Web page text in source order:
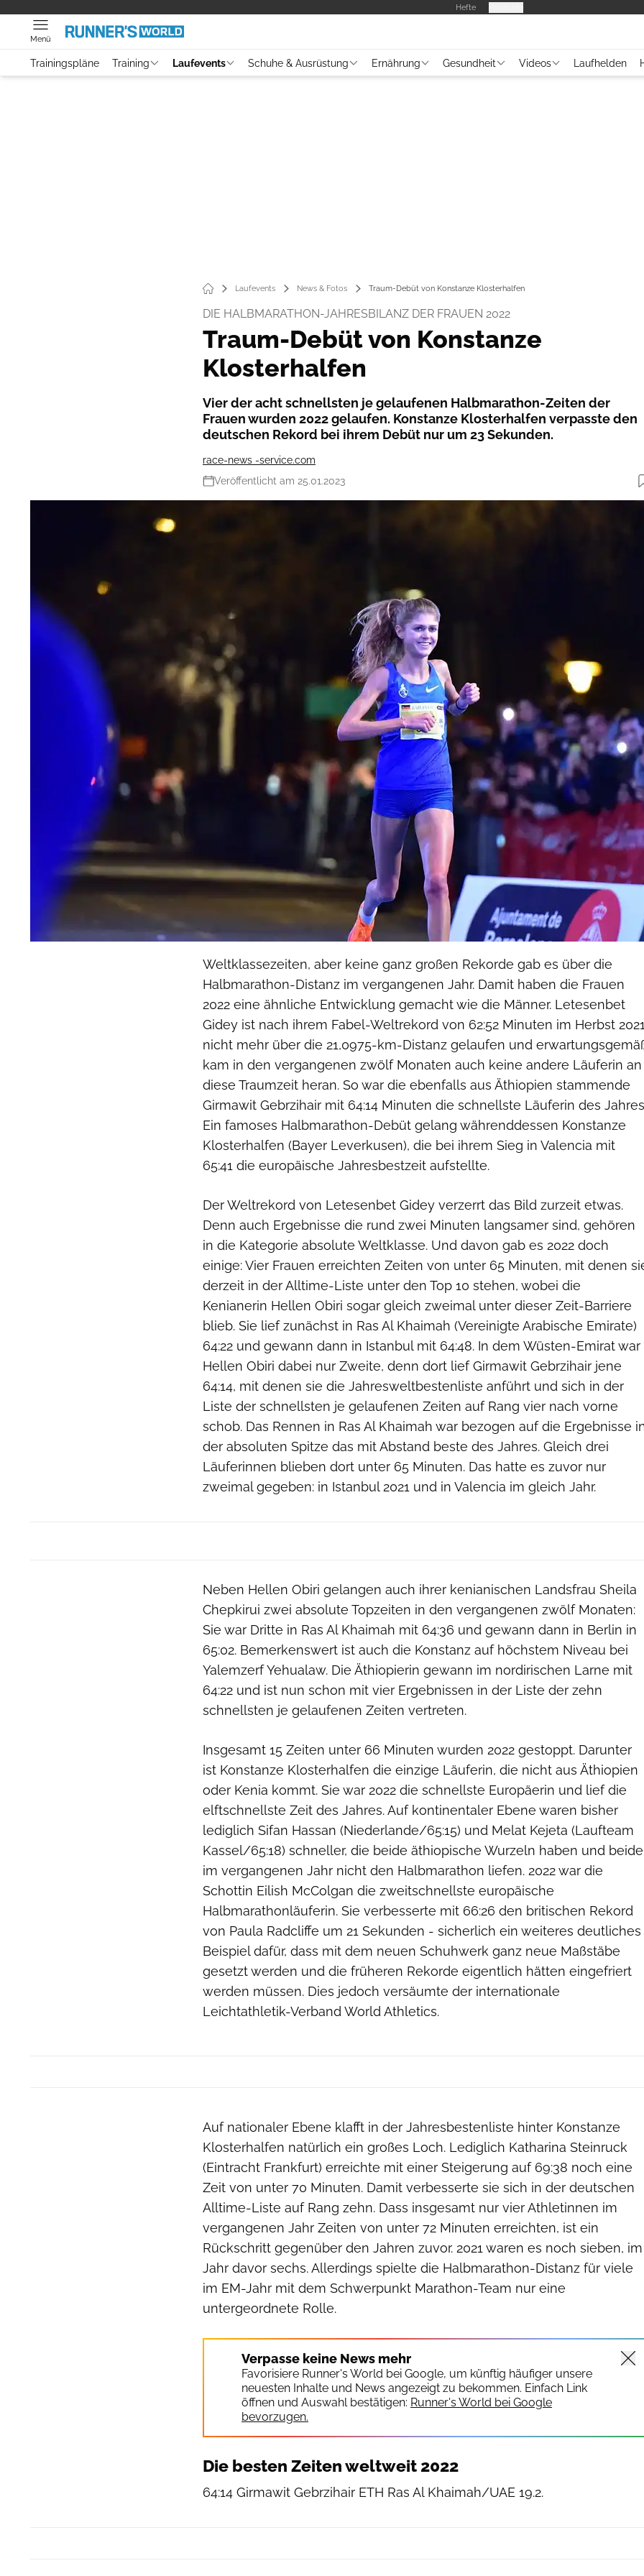
Hefte
Menü
Trainingspläne Training Laufevents Schuhe & Ausrüstung Ernährung Gesundheit Videos Laufhelden
Laufevents News & Fotos Traum-Debüt von Konstanze Klosterhalfen
DIE HALBMARATHON-JAHRESBILANZ DER FRAUEN 2022
Traum-Debüt von Konstanze
Klosterhalfen
Vier der acht schnellsten je gelaufenen Halbmarathon-Zeiten der
Frauen wurden 2022 gelaufen. Konstanze Klosterhalfen verpasste den
deutschen Rekord bei ihrem Debüt nur um 23 Sekunden.
race-news -service.com
Veröffentlicht am 25.01.2023
Weltklassezeiten, aber keine ganz großen Rekorde gab es über die
Halbmarathon-Distanz im vergangenen Jahr. Damit haben die Frauen
2022 eine ähnliche Entwicklung gemacht wie die Männer. Letesenbet
Gidey ist nach ihrem Fabel-Weltrekord von 62:52 Minuten im Herbst 2021
nicht mehr über die 21,0975-km-Distanz gelaufen und
kam in den vergangenen zwölf Monaten auch keine andere Läuferin an
diese Traumzeit heran. So war die ebenfalls aus Äthiopien stammende
Girmawit Gebrzihair mit 64:14 Minuten die schnellste Läuferin des
Ein famoses Halbmarathon-Debüt gelang währenddessen Konstanze
Klosterhalfen (Bayer Leverkusen), die bei ihrem Sieg in Valencia mit
65:41 die europäische Jahresbestzeit aufstellte.
Der Weltrekord von Letesenbet Gidey verzerrt das Bild zurzeit etwas.
Denn auch Ergebnisse die rund zwei Minuten langsamer sind, gehören
in die Kategorie absolute Weltklasse. Und davon gab es 2022 doch
einige: Vier Frauen erreichten Zeiten von unter 65 Minuten, mit denen
derzeit in der Alltime-Liste unter den Top 10 stehen, wobei die
Kenianerin Hellen Obiri sogar gleich zweimal unter dieser Zeit-Barriere
blieb. Sie lief zunächst in Ras Al Khaimah (Vereinigte Arabische Emirate)
64:22 und gewann dann in Istanbul mit 64:48. In dem Wüsten-Emirat war
Hellen Obiri dabei nur Zweite, denn dort lief Girmawit Gebrzihair jene
64:14, mit denen sie die Jahresweltbestenliste anführt und sich in der
Liste der schnellsten je gelaufenen Zeiten auf Rang vier nach vorne
schob. Das Rennen in Ras Al Khaimah war bezogen auf die Ergebnisse
der absoluten Spitze das mit Abstand beste des Jahres. Gleich drei
Läuferinnen blieben dort unter 65 Minuten. Das hatte es zuvor nur
zweimal gegeben: in Istanbul 2021 und in Valencia im gleich Jahr.
Neben Hellen Obiri gelangen auch ihrer kenianischen Landsfrau Sheila
Chepkirui zwei absolute Topzeiten in den vergangenen zwölf Monaten:
Sie war Dritte in Ras Al Khaimah mit 64:36 und gewann dann in Berlin in
65:02. Bemerkenswert ist auch die Konstanz auf höchstem Niveau bei
Yalemzerf Yehualaw. Die Äthiopierin gewann im nordirischen Larne mit
64:22 und ist nun schon mit vier Ergebnissen in der Liste der zehn
schnellsten je gelaufenen Zeiten vertreten.
Insgesamt 15 Zeiten unter 66 Minuten wurden 2022 gestoppt. Darunter
ist Konstanze Klosterhalfen die einzige Läuferin, die nicht aus Äthiopien
oder Kenia kommt. Sie war 2022 die schnellste Europäerin und lief die
elftschnellste Zeit des Jahres. Auf kontinentaler Ebene waren bisher
lediglich Sifan Hassan (Niederlande/65:15) und Melat Kejeta (Laufteam
Kassel/65:18) schneller, die beide äthiopische Wurzeln haben und beide
im vergangenen Jahr nicht den Halbmarathon liefen. 2022 war die
Schottin Eilish McColgan die zweitschnellste europäische
Halbmarathonläuferin. Sie verbesserte mit 66:26 den britischen Rekord
von Paula Radcliffe um 21 Sekunden - sicherlich ein weiteres deutliches
Beispiel dafür, dass mit dem neuen Schuhwerk ganz neue Maßstäbe
gesetzt werden und die früheren Rekorde eigentlich hätten eingefriert
werden müssen. Dies jedoch versäumte der internationale
Leichtathletik-Verband World Athletics.
Auf nationaler Ebene klafft in der Jahresbestenliste hinter Konstanze
Klosterhalfen natürlich ein großes Loch. Lediglich Katharina Steinruck
(Eintracht Frankfurt) erreichte mit einer Steigerung auf 69:38 noch eine
Zeit von unter 70 Minuten. Damit verbesserte sie sich in der deutschen
Alltime-Liste auf Rang zehn. Dass insgesamt nur vier Athletinnen im
vergangenen Jahr Zeiten von unter 72 Minuten erreichten, ist ein
Rückschritt gegenüber den Jahren zuvor. 2021 waren es noch sieben, im
Jahr davor sechs. Allerdings spielte die Halbmarathon-Distanz für viele
im EM-Jahr mit dem Schwerpunkt Marathon-Team nur eine
untergeordnete Rolle.
Verpasse keine News mehr
Favorisiere Runner's World bei Google, um künftig häufiger unsere
neuesten Inhalte und News angezeigt zu bekommen. Einfach Link
öffnen und Auswahl bestätigen: Runner's World bei Google
bevorzugen.
Die besten Zeiten weltweit 2022
64:14 Girmawit Gebrzihair ETH Ras Al Khaimah/UAE 19.2.